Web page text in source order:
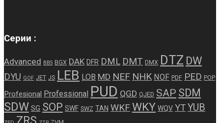
Серии :
Advanced BBS BGX DAK DFR DML DMT DMX DTZ DW
DYU GOF JET JS LEB LOB MD NEF NHK NOF PDF PED POP
Profesional Professional PUD QGD QJED SAP SDM
SDW SG SOP SWF SWZ TAN WKFWKY WQV YTYUB